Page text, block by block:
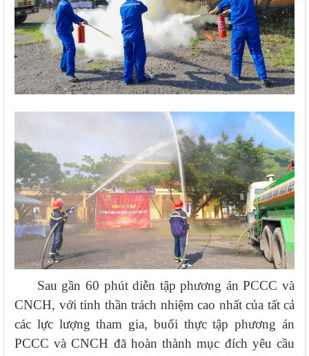
Sau gần 60 phút diễn tập phương án PCCC và
CNCH, với tinh thần trách nhiệm cao nhất của tất cả
các lực lượng tham gia, buổi thực tập phương án
PCCC và CNCH đã hoàn thành mục đích yêu cầu